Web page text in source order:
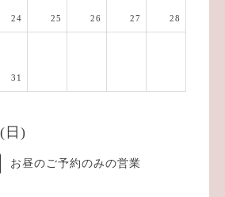
24 25 26 27 28
31
日)
お昼のご予約のみの営業